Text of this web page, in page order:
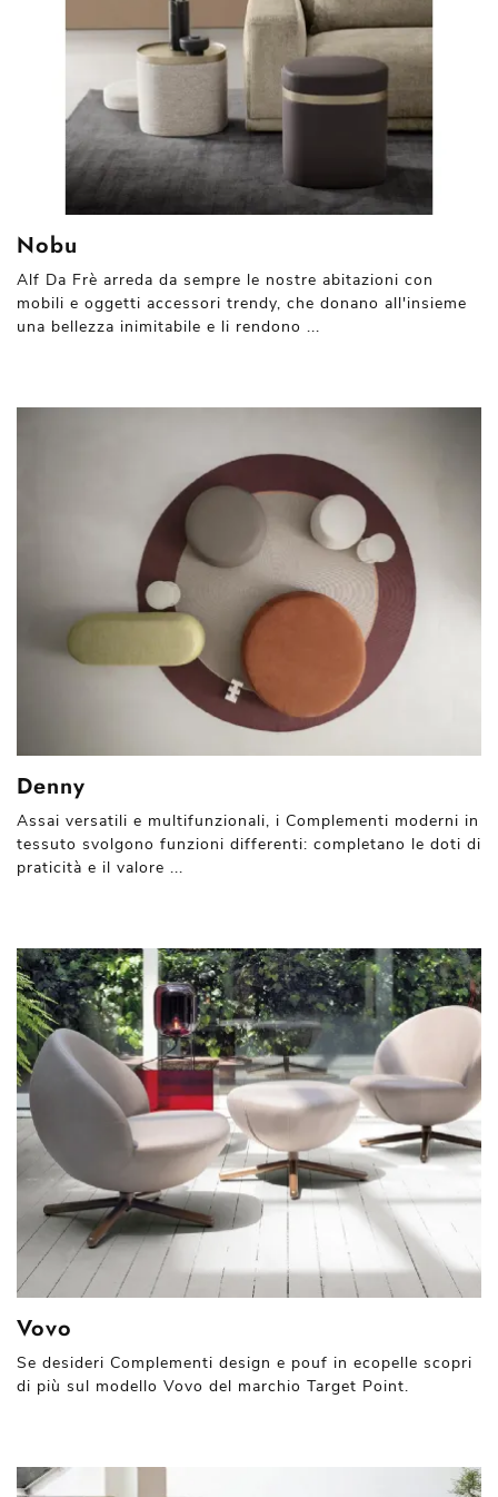
Nobu
Alf Da Frè arreda da sempre le nostre abitazioni con
mobili e oggetti accessori trendy, che donano all'insieme
una bellezza inimitabile e li rendono ...
Denny
Assai versatili e multifunzionali, i Complementi moderni in
tessuto svolgono funzioni differenti: completano le doti di
praticità e il valore ...
Vovo
Se desideri Complementi design e pouf in ecopelle scopri
di più sul modello Vovo del marchio Target Point.